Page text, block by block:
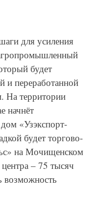
для усиления
будет
и переработанной
На территории
начнёт
«Узэкспорт-
будет торгово-
на Мочищенском
– 75 тысяч
возможность